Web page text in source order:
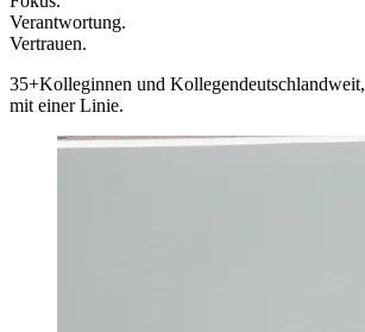
Verantwortung.
Vertrauen.
35+Kolleginnen und Kollegendeutschlandweit,
mit einer Linie.